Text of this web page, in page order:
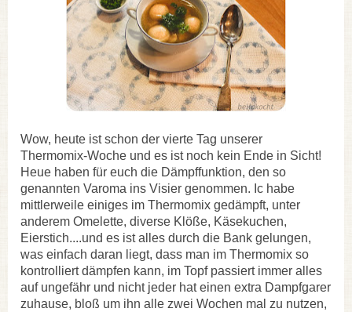
Wow, heute ist schon der vierte Tag unserer
Thermomix-Woche und es ist noch kein Ende in Sicht!
Heue haben für euch die Dämpffunktion, den so
genannten Varoma ins Visier genommen. Ic habe
mittlerweile einiges im Thermomix gedämpft, unter
anderem Omelette, diverse Klöße, Käsekuchen,
Eierstich....und es ist alles durch die Bank gelungen,
was einfach daran liegt, dass man im Thermomix so
kontrolliert dämpfen kann, im Topf passiert immer alles
auf ungefähr und nicht jeder hat einen extra Dampfgarer
zuhause, bloß um ihn alle zwei Wochen mal zu nutzen,